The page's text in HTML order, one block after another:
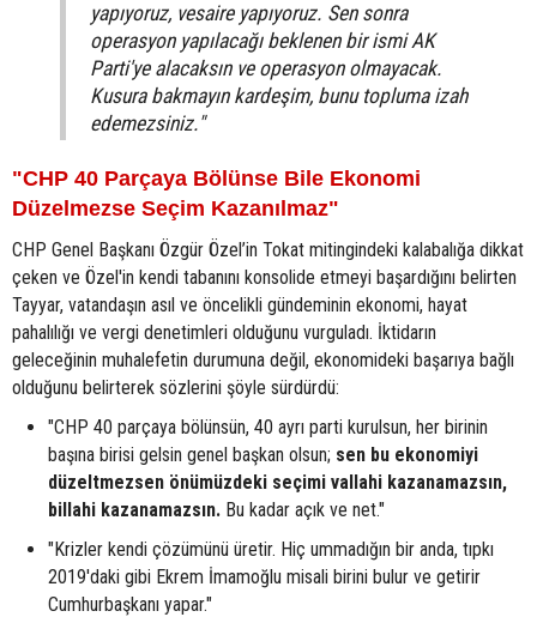
yapıyoruz, vesaire yapıyoruz. Sen sonra
operasyon yapılacağı beklenen bir ismi AK
Parti'ye alacaksın ve operasyon olmayacak.
Kusura bakmayın kardeşim, bunu topluma izah
edemezsiniz."
"CHP 40 Parçaya Bölünse Bile Ekonomi
Düzelmezse Seçim Kazanılmaz"
CHP Genel Başkanı Özgür Özel’in Tokat mitingindeki kalabalığa dikkat
çeken ve Özel'in kendi tabanını konsolide etmeyi başardığını belirten
Tayyar, vatandaşın asıl ve öncelikli gündeminin ekonomi, hayat
pahalılığı ve vergi denetimleri olduğunu vurguladı. İktidarın
geleceğinin muhalefetin durumuna değil, ekonomideki başarıya bağlı
olduğunu belirterek sözlerini şöyle sürdürdü:
"CHP 40 parçaya bölünsün, 40 ayrı parti kurulsun, her birinin
başına birisi gelsin genel başkan olsun; sen bu ekonomiyi
düzeltmezsen önümüzdeki seçimi vallahi kazanamazsın,
billahi kazanamazsın. Bu kadar açık ve net."
"Krizler kendi çözümünü üretir. Hiç ummadığın bir anda, tıpkı
2019'daki gibi Ekrem İmamoğlu misali birini bulur ve getirir
Cumhurbaşkanı yapar."